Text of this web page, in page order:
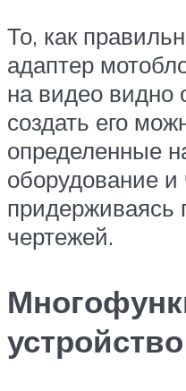
То, как
адаптер
на видео видно
создать его
определенные
оборудование и
придерживаясь
чертежей.
устройство